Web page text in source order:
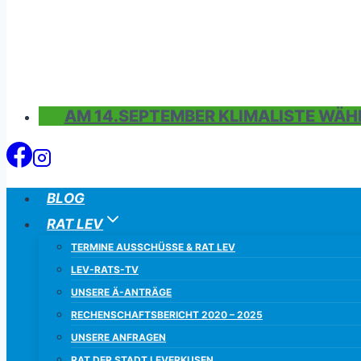
AM 14.SEPTEMBER KLIMALISTE
BLOG
RAT LEV
TERMINE AUSSCHÜSSE & RAT LEV
LEV-RATS-TV
UNSERE Ä-ANTRÄGE
RECHENSCHAFTSBERICHT 2020 – 2025
UNSERE ANFRAGEN